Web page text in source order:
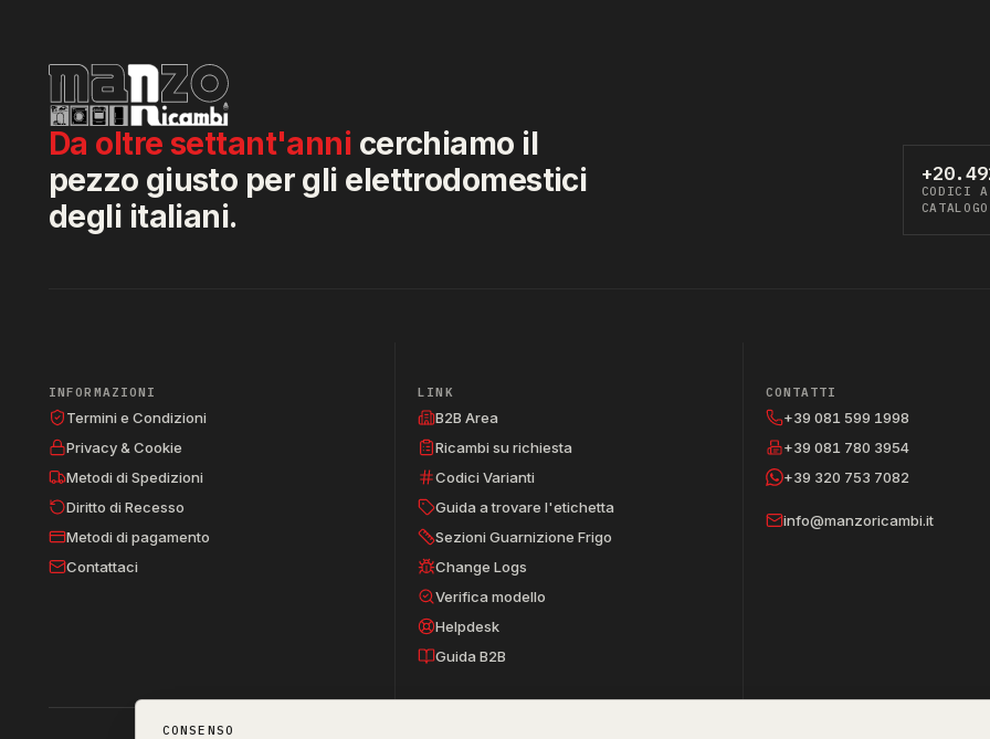
Da oltre settant'anni cerchiamo il
pezzo giusto per gli elettrodomestici
degli italiani.
CODICI A
CATALOGO
INFORMAZIONI
Termini e Condizioni
Privacy & Cookie
Metodi di Spedizioni
Diritto di Recesso
Metodi di pagamento
Contattaci
LINK
B2B Area
Ricambi su richiesta
Codici Varianti
Guida a trovare l'etichetta
Sezioni Guarnizione Frigo
Change Logs
Verifica modello
Helpdesk
Guida B2B
CONTATTI
+39 081 599 1998
+39 081 780 3954
+39 320 753 7082
info@manzoricambi.it
CONSENSO